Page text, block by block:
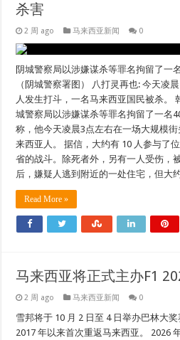
杀害
2 周 ago 马来西亚新闻 0
阴城警察局以涉嫌谋杀等罪名拘留了一
（阴城警察署图） 八打灵再也: 今天凌
人发生打斗，一名马来西亚国民被杀。
城警察局以涉嫌谋杀等罪名拘留了一名
称，他今天凌晨3点左右在一场大规模
来西亚人。 据信，大约有 10 人参与了
省的战斗。除死者外，另有一人受伤，
后，嫌疑人逃到附近的一处住宅，但大
Read More »
马来西亚将正式主办F1
2 周 ago 马来西亚新闻 0
雪邦将于 10 月 2 日至 4 日举办巴林大
2017 年以来首次重返马来西亚。 2026